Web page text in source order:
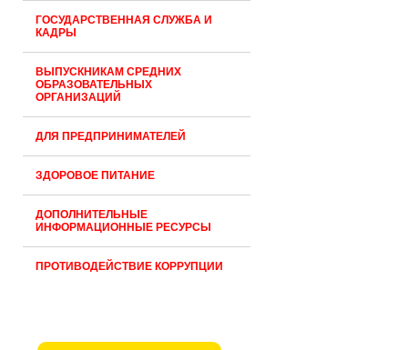
ГОСУДАРСТВЕННАЯ СЛУЖБА И
КАДРЫ
ВЫПУСКНИКАМ СРЕДНИХ
ОБРАЗОВАТЕЛЬНЫХ
ОРГАНИЗАЦИЙ
ДЛЯ ПРЕДПРИНИМАТЕЛЕЙ
ЗДОРОВОЕ ПИТАНИЕ
ДОПОЛНИТЕЛЬНЫЕ
ИНФОРМАЦИОННЫЕ РЕСУРСЫ
ПРОТИВОДЕЙСТВИЕ КОРРУПЦИИ